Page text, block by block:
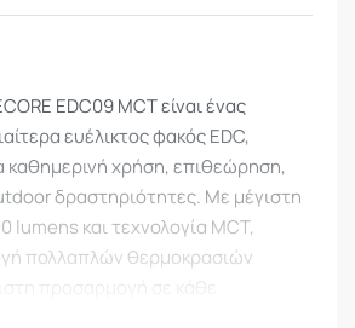
EDC09 MCT είναι ένας
ευέλικτος φακός EDC,
καθημερινή χρήση, επιθεώρηση,
δραστηριότητες. Με μέγιστη
lumens και τεχνολογία MCT,
πολλαπλών θερμοκρασιών